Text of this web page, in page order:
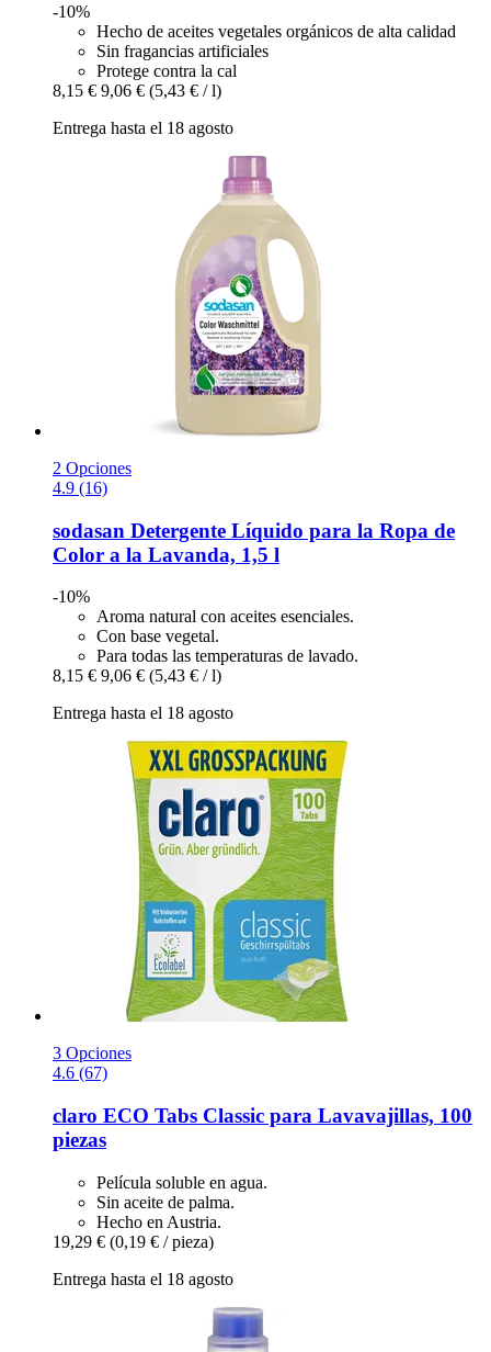
-10%
Hecho de aceites vegetales orgánicos de alta calidad
Sin fragancias artificiales
Protege contra la cal
8,15 € 9,06 € (5,43 € / l)
Entrega hasta el 18 agosto
2 Opciones
4.9 (16)
sodasan Detergente Líquido para la Ropa de
Color a la Lavanda, 1,5 l
-10%
Aroma natural con aceites esenciales.
Con base vegetal.
Para todas las temperaturas de lavado.
8,15 € 9,06 € (5,43 € / l)
Entrega hasta el 18 agosto
3 Opciones
4.6 (67)
claro ECO Tabs Classic para Lavavajillas, 100
piezas
Película soluble en agua.
Sin aceite de palma.
Hecho en Austria.
19,29 € (0,19 € / pieza)
Entrega hasta el 18 agosto